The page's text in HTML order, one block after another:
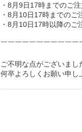
・8月9日17時までのご
・8月10日17時までの
・8月10日17時以降の
￣￣￣￣￣￣￣￣￣￣
ご不明な点がございまし
何卒よろしくお願い申し